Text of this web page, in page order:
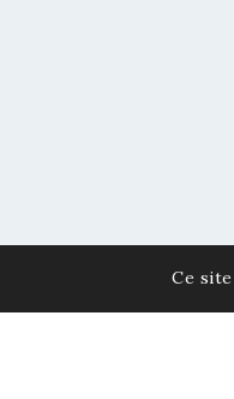
Ce